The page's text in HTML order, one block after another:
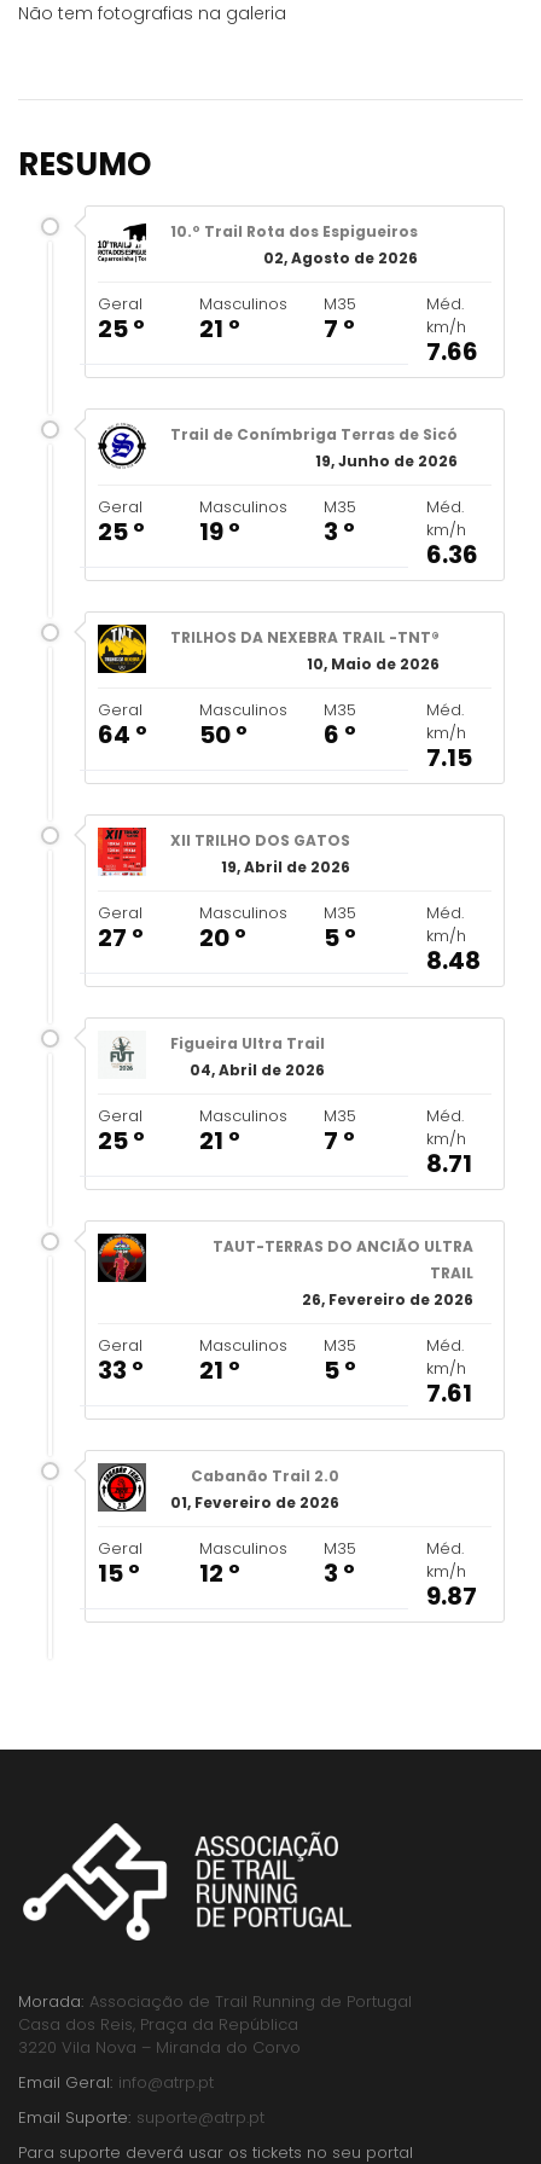
Não tem fotografias na galeria
RESUMO
10.º Trail Rota dos Espigueiros
02, Agosto de 2026
Geral
25 º
Masculinos
21 º
M35
7 º
Méd.
km/h
7.66
Trail de Conímbriga Terras de Sicó
19, Junho de 2026
Geral
25 º
Masculinos
19 º
M35
3 º
Méd.
km/h
6.36
TRILHOS DA NEXEBRA TRAIL -TNT®
10, Maio de 2026
Geral
64 º
Masculinos
50 º
M35
6 º
Méd.
km/h
7.15
XII TRILHO DOS GATOS
19, Abril de 2026
Geral
27 º
Masculinos
20 º
M35
5 º
Méd.
km/h
8.48
Figueira Ultra Trail
04, Abril de 2026
Geral
25 º
Masculinos
21 º
M35
7 º
Méd.
km/h
8.71
TAUT-TERRAS DO ANCIÃO ULTRA
TRAIL
26, Fevereiro de 2026
Geral
33 º
Masculinos
21 º
M35
5 º
Méd.
km/h
7.61
Cabanão Trail 2.0
01, Fevereiro de 2026
Geral
15 º
Masculinos
12 º
M35
3 º
Méd.
km/h
9.87
Morada: Associação de Trail Running de Portugal
Casa dos Reis, Praça da República
3220 Vila Nova – Miranda do Corvo
Email Geral: info@atrp.pt
Email Suporte: suporte@atrp.pt
Para suporte deverá usar os tickets no seu portal